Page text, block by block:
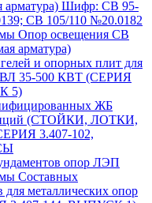
арматура) Шифр: СВ 95-
СВ 105/110 №20.0182
Опор освещения СВ
арматура)
и опорных плит для
ВЛ 35-500 КВТ (СЕРИЯ
5)
ЖБ
(СТОЙКИ, ЛОТКИ,
3.407-102,
опор ЛЭП
Составных
для металлических опор